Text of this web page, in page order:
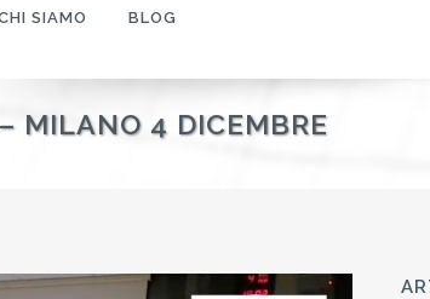
SIAMO BLOG
MILANO 4 DICEMBRE